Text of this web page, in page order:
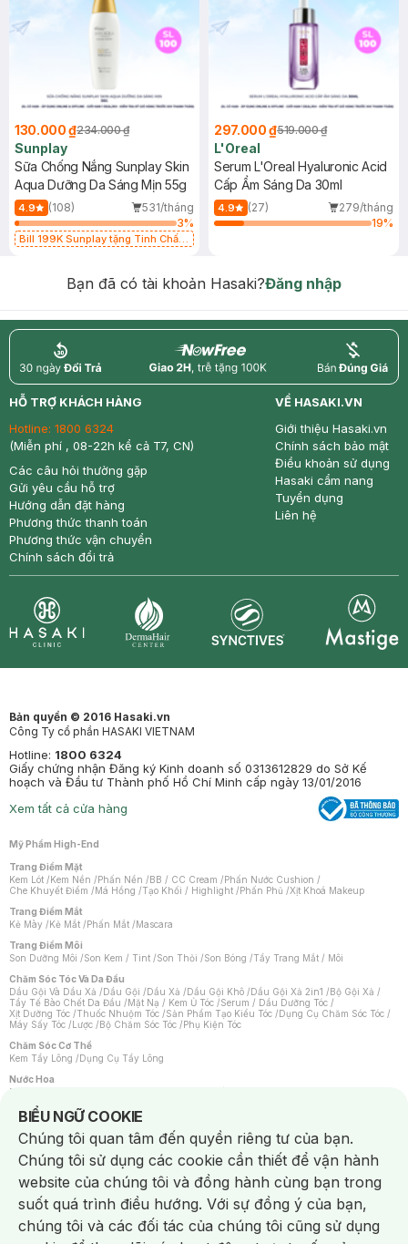
130.000 ₫234.000 ₫
Sunplay
Sữa Chống Nắng Sunplay Skin
Aqua Dưỡng Da Sáng Mịn 55g
4.9 (108)
531/tháng
3%
Bill 199K Sunplay tặng Tinh Chất
297.000 ₫519.000 ₫
L'Oreal
Serum L'Oreal Hyaluronic Acid
Cấp Ẩm Sáng Da 30ml
4.9 (27)
279/tháng
19%
Bạn đã có tài khoản Hasaki?Đăng nhập
return nowfree price
HỖ TRỢ KHÁCH HÀNG
Hotline: 1800 6324
(Miễn phí , 08-22h kể cả T7, CN)
Các câu hỏi thường gặp
Gửi yêu cầu hỗ trợ
Hướng dẫn đặt hàng
Phương thức thanh toán
Phương thức vận chuyển
Chính sách đổi trả
VỀ HASAKI.VN
Giới thiệu Hasaki.vn
Chính sách bảo mật
Điều khoản sử dụng
Hasaki cẩm nang
Tuyển dụng
Liên hệ
Bản quyền © 2016 Hasaki.vn
Công Ty cổ phần HASAKI VIETNAM
Hotline: 1800 6324
Giấy chứng nhận Đăng ký Kinh doanh số 0313612829 do Sở Kế
hoạch và Đầu tư Thành phố Hồ Chí Minh cấp ngày 13/01/2016
Xem tất cả cửa hàng
Mỹ Phẩm High-End
Trang Điểm Mặt
Kem Lót /Kem Nền /Phấn Nền /BB / CC Cream /Phấn Nước Cushion /
Che Khuyết Điểm /Má Hồng /Tạo Khối / Highlight /Phấn Phủ /Xịt Khoá Makeup
Trang Điểm Mắt
Kẻ Mày /Kẻ Mắt /Phấn Mắt /Mascara
Trang Điểm Môi
Son Dưỡng Môi /Son Kem / Tint /Son Thỏi /Son Bóng /Tẩy Trang Mắt / Môi
Chăm Sóc Tóc Và Da Đầu
Dầu Gội Và Dầu Xả /Dầu Gội /Dầu Xả /Dầu Gội Khô /Dầu Gội Xả 2in1 /Bộ Gội Xả /
Tẩy Tế Bào Chết Da Đầu /Mặt Nạ / Kem Ủ Tóc /Serum / Dầu Dưỡng Tóc /
Xịt Dưỡng Tóc /Thuốc Nhuộm Tóc /Sản Phẩm Tạo Kiểu Tóc /Dụng Cụ Chăm Sóc Tóc /
Máy Sấy Tóc /Lược /Bộ Chăm Sóc Tóc /Phụ Kiện Tóc
Chăm Sóc Cơ Thể
Kem Tẩy Lông /Dụng Cụ Tẩy Lông
Nước Hoa
Nước Hoa Nữ
Chăm Sóc Cá Nhân
Chống Muỗi /Khẩu Trang /Máy Massage/Mặt Nạ Xông Hơi /Nước Rửa Tay/
Sản Phẩm Chăm Sóc Khác /Bàn Chải Đánh Răng /Bàn Chải Điện/
Hỗ Trợ Trắng Răng/Kem Đánh Răng /Máy Tăm Nước/ Nước Súc Miệng/
Tăm / Chỉ Nha Khoa/ Xịt Thơm Miệng / Dung Dịch Vệ Sinh/Dưỡng Vùng Kín/
Khăn Ướt Vệ Sinh Vùng Kín/Băng Vệ Sinh/Tampon/Bọt Cạo Râu /Dao Cạo Râu/
Máy Cạo Râu
Vấn Đề Về Da
Da Dầu / Lỗ Chân Lông To/ Da Khô / Mất Nước/ Da Lão Hóa/ Da Mụn/
Da Nhạy Cảm / Kích Ứng
Da Xỉn Màu Thâm / Nám / Tàn Nhang
BIỂU NGỮ COOKIE
Notice about cookies usage
Chúng tôi quan tâm đến quyền riêng tư của bạn.
Chúng tôi sử dụng các cookie cần thiết để vận hành
website của chúng tôi và đồng hành cùng bạn trong
suốt quá trình điều hướng. Với sự đồng ý của bạn,
chúng tôi và các đối tác của chúng tôi cũng sử dụng